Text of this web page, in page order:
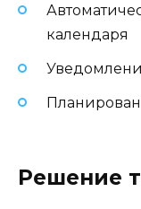
календаря
Решение